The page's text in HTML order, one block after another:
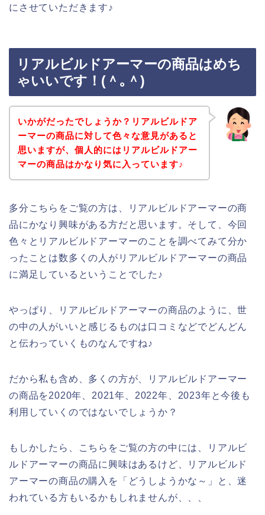
にさせていただきます♪
リアルビルドアーマーの商品はめち
ゃいいです！(＾｡＾)
いかがだったでしょうか？リアルビルドア
ーマーの商品に対して色々な意見があると
思いますが、個人的にはリアルビルドアー
マーの商品はかなり気に入っています♪
多分こちらをご覧の方は、リアルビルドアーマーの商
品にかなり興味がある方だと思います。そして、今回
色々とリアルビルドアーマーのことを調べてみて分か
ったことは数多くの人がリアルビルドアーマーの商品
に満足しているということでした♪
やっぱり、リアルビルドアーマーの商品のように、世
の中の人がいいと感じるものは口コミなどでどんどん
と伝わっていくものなんですね♪
だから私も含め、多くの方が、リアルビルドアーマー
の商品を2020年、2021年、2022年、2023年と今後も
利用していくのではないでしょうか？
もしかしたら、こちらをご覧の方の中には、リアルビ
ルドアーマーの商品に興味はあるけど、リアルビルド
アーマーの商品の購入を「どうしようかな～」と、迷
われている方もいるかもしれませんが、、、